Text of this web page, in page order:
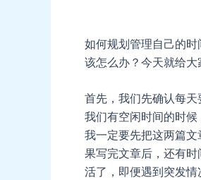
如何规划管理自己的
该怎么办？今天就给大
首先，我们先确认每
我们有空闲时间的时
我一定要先把这两篇
果写完文章后，还有
活了，即便遇到突发情